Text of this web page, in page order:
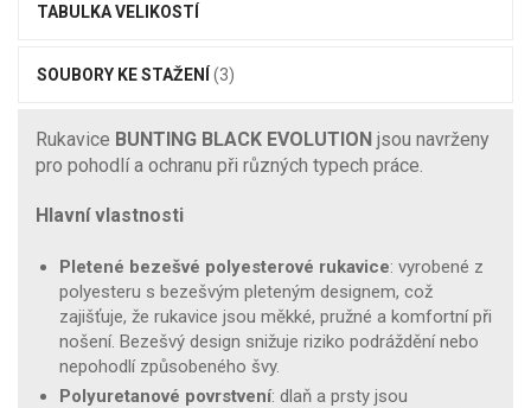
TABULKA VELIKOSTÍ
SOUBORY KE STAŽENÍ (3)
Rukavice BUNTING BLACK EVOLUTION jsou navrženy
pro pohodlí a ochranu při různých typech práce.
Hlavní vlastnosti
Pletené bezešvé polyesterové rukavice: vyrobené z
polyesteru s bezešvým pleteným designem, což
zajišťuje, že rukavice jsou měkké, pružné a komfortní při
nošení. Bezešvý design snižuje riziko podráždění nebo
nepohodlí způsobeného švy.
Polyuretanové povrstvení: dlaň a prsty jsou